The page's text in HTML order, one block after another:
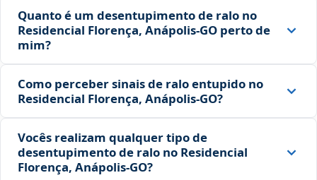
Quanto é um desentupimento de ralo no
Residencial Florença, Anápolis‑GO perto de
mim?
Como perceber sinais de ralo entupido no
Residencial Florença, Anápolis‑GO?
Vocês realizam qualquer tipo de
desentupimento de ralo no Residencial
Florença, Anápolis‑GO?